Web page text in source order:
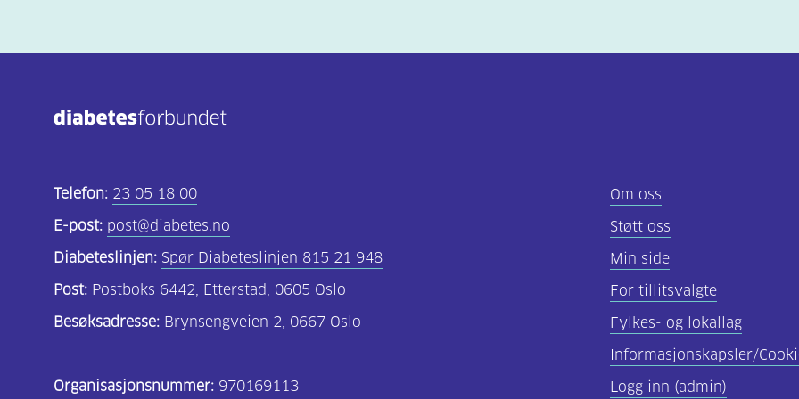
Telefon: 23 05 18 00
E-post: post@diabetes.no
Diabeteslinjen: Spør Diabeteslinjen 815 21 948
Post: Postboks 6442, Etterstad, 0605 Oslo
Besøksadresse: Brynsengveien 2, 0667 Oslo
Organisasjonsnummer: 970169113
Om oss
Støtt oss
Min side
For tillitsvalgte
Fylkes- og lokallag
Informasjonskapsler/
Logg inn (admin)